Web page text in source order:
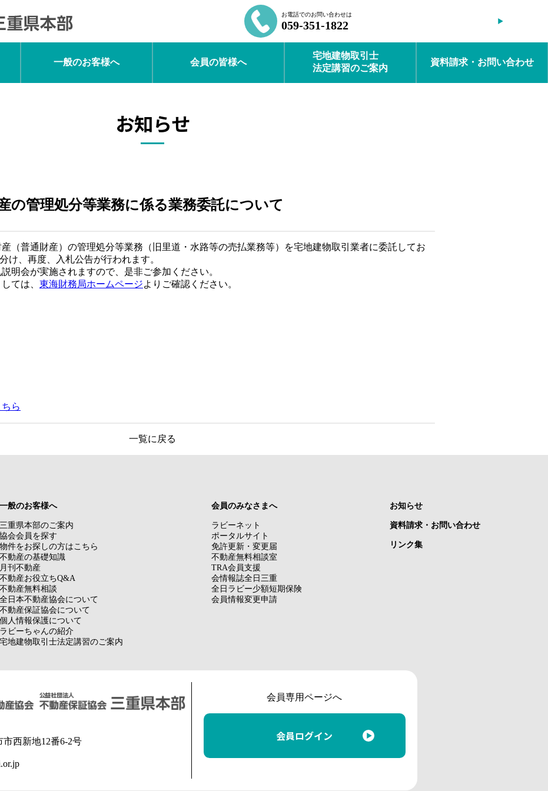
お電話でのお問い合わせは
059-351-1822
一般のお客様へ 会員の皆様へ
宅地建物取引士
法定講習のご案内
資料請求・お問い合わせ
お知らせ
管理処分等業務に係る業務委託について
（普通財産）の管理処分等業務（旧里道・水路等の売払業務等）を宅地建物取引業者に委託してお
け、再度、入札公告が行われます。
明会が実施されますので、是非ご参加ください。
ては、 東海財務局ホームページよりご確認ください。
ら
一覧に戻る
一般のお客様へ
三重県本部のご案内
協会会員を探す
物件をお探しの方はこちら
不動産の基礎知識
月刊不動産
不動産お役立ちQ&A
不動産無料相談
全日本不動産協会について
不動産保証協会について
個人情報保護について
ラビーちゃんの紹介
宅地建物取引士法定講習のご案内
会員のみなさまへ
ラビーネット
ポータルサイト
免許更新・変更届
不動産無料相談室
TRA会員支援
会情報誌全日三重
全日ラビー少額短期保険
会員情報変更申請
お知らせ
資料請求・お問い合わせ
リンク集
市西新地12番6-2号
会員専用ページへ
会員ログイン